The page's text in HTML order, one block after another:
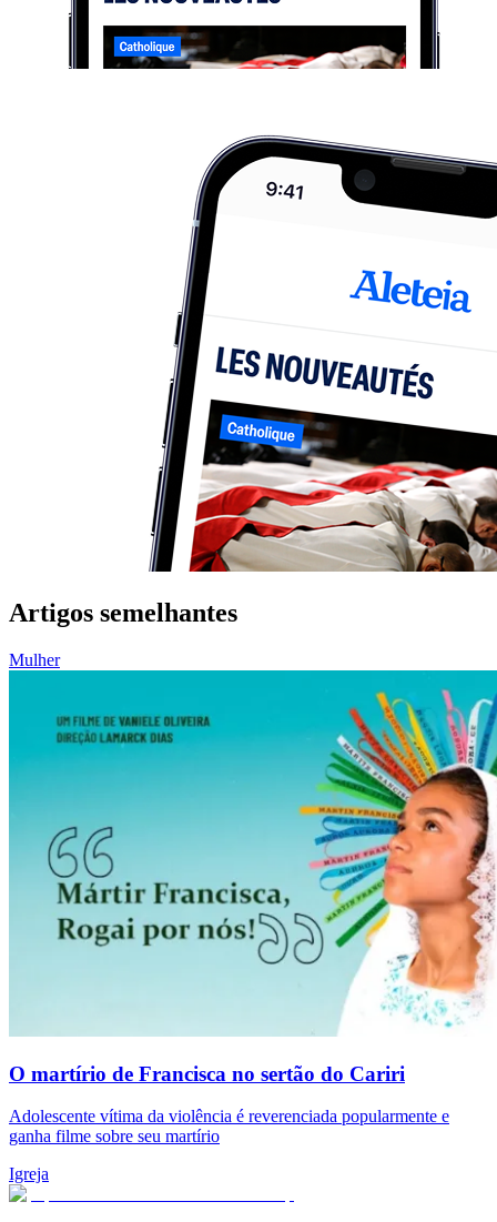
Artigos semelhantes
Mulher
O martírio de Francisca no sertão do Cariri
Adolescente vítima da violência é reverenciada popularmente e
ganha filme sobre seu martírio
Igreja